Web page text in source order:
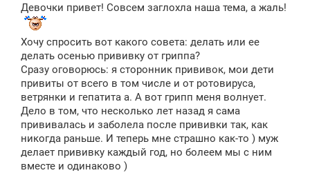
б
щ
е
н
и
е
Девочки привет! Совсем заглохла наша тема, а жаль!
Хочу спросить вот какого совета: делать или ее
делать осенью прививку от гриппа?
Сразу оговорюсь: я сторонник прививок, мои дети
привиты от всего в том числе и от ротовируса,
ветрянки и гепатита а. А вот грипп меня волнует.
Дело в том, что несколько лет назад я сама
прививалась и заболела после прививки так, как
никогда раньше. И теперь мне страшно как-то ) муж
делает прививку каждый год, но болеем мы с ним
вместе и одинаково )